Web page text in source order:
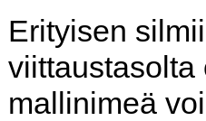
Erityisen
viittaustasolta
mallinimeä